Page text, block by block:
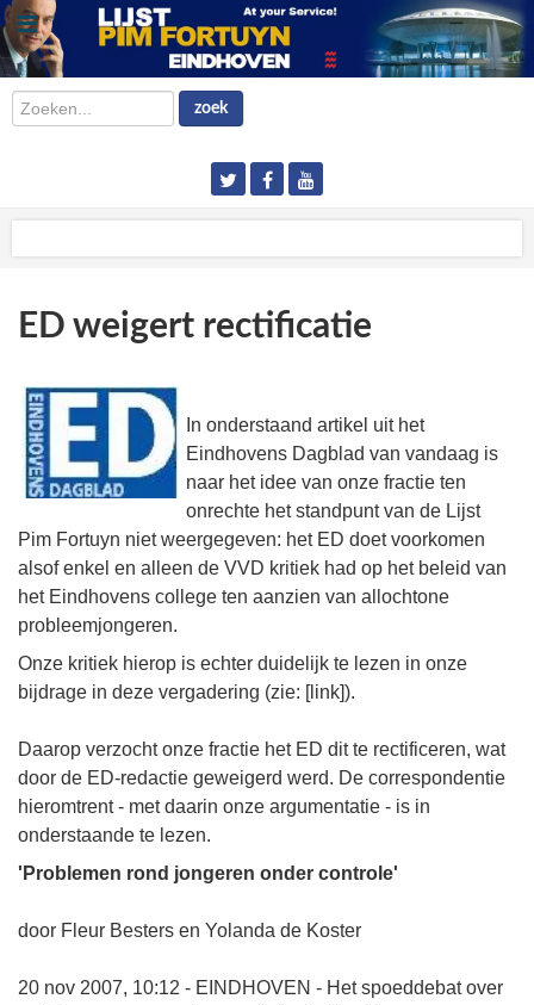
Zoeken... zoek
ED weigert rectificatie
In onderstaand artikel uit het
Eindhovens Dagblad van vandaag is
naar het idee van onze fractie ten
onrechte het standpunt van de Lijst
Pim Fortuyn niet weergegeven: het ED doet voorkomen
alsof enkel en alleen de VVD kritiek had op het beleid van
het Eindhovens college ten aanzien van allochtone
probleemjongeren.
Onze kritiek hierop is echter duidelijk te lezen in onze
bijdrage in deze vergadering (zie: [link]).
Daarop verzocht onze fractie het ED dit te rectificeren, wat
door de ED-redactie geweigerd werd. De correspondentie
hieromtrent - met daarin onze argumentatie - is in
onderstaande te lezen.
'Problemen rond jongeren onder controle'
door Fleur Besters en Yolanda de Koster
20 nov 2007, 10:12 - EINDHOVEN - Het spoeddebat over